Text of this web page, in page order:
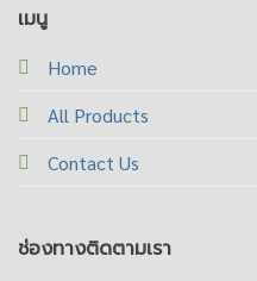
เมนู
Home
All Products
Contact Us
ช่องทางติดตามเรา